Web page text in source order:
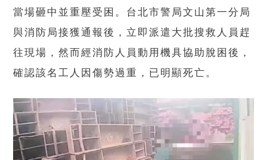
當場砸中並重壓受困。台北市警局文山第一分局
與消防局接獲通報後，立即派遣大批搜救人員趕
往現場，然而經消防人員動用機具協助脫困後，
確認該名工人因傷勢過重，已明顯死亡。